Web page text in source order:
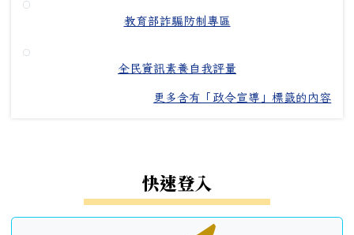
教育部詐騙防制專區
全民資訊素養自我評量
更多含有「政令宣導」標籤的內容
快速登入